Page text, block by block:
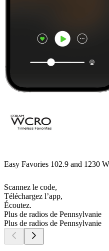
Easy Favories 102.9 and 1230
Scannez le code,
Téléchargez l’app,
Écoutez.
Plus de radios de Pennsylvanie
Plus de radios de Pennsylvanie